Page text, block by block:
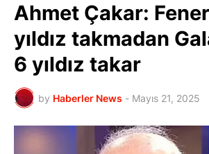
Ahmet Çakar:
yıldız takmadan
6 yıldız takar
by Haberler News - Mayıs 21, 2025